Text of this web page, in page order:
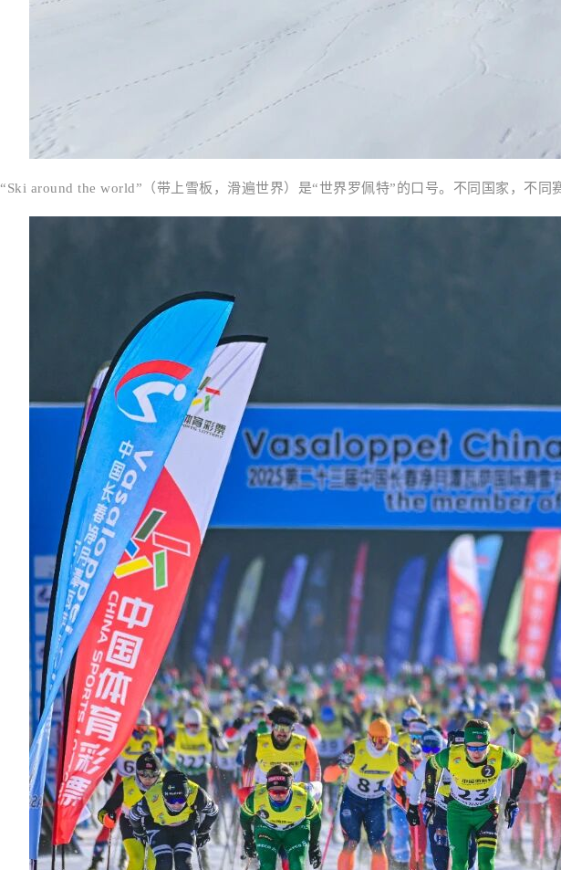
“Ski around the world”（带上雪板，滑遍世界）是“世界罗佩特”的口号。不同国家，不